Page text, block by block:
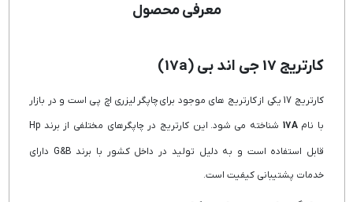
معرفی محصول
کارتریج 17 جی اند بی (17a)
کارتریج 17 یکی از کارتریج های موجود برای چاپگر لیزری اچ پی است و در بازار
با نام17A شناخته می شود. این کارتریج در چاپگرهای مختلفی از برند Hp
قابل استفاده است و به دلیل تولید در داخل کشور با برند G&B دارای
خدمات پشتیبانی کیفیت است.